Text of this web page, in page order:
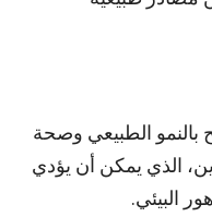
بالنمو الطبيعي وصحة
الذي يمكن أن يؤدي
البيئي.